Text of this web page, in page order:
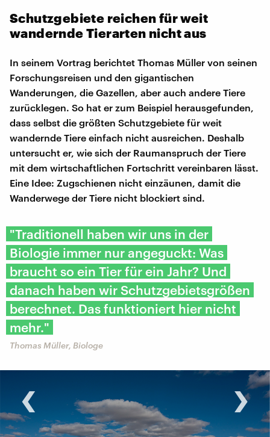
Schutzgebiete reichen für weit
wandernde Tierarten nicht aus
In seinem Vortrag berichtet Thomas Müller von seinen
Forschungsreisen und den gigantischen
Wanderungen, die Gazellen, aber auch andere Tiere
zurücklegen. So hat er zum Beispiel herausgefunden,
dass selbst die größten Schutzgebiete für weit
wandernde Tiere einfach nicht ausreichen. Deshalb
untersucht er, wie sich der Raumanspruch der Tiere
mit dem wirtschaftlichen Fortschritt vereinbaren lässt.
Eine Idee: Zugschienen nicht einzäunen, damit die
Wanderwege der Tiere nicht blockiert sind.
"Traditionell haben wir uns in der
Biologie immer nur angeguckt: Was
braucht so ein Tier für ein Jahr? Und
danach haben wir Schutzgebietsgrößen
berechnet. Das funktioniert hier nicht
mehr."
Thomas Müller, Biologe
‹ ›